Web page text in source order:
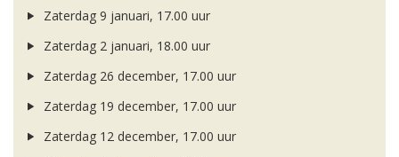
Zaterdag 9 januari, 17.00 uur
Zaterdag 2 januari, 18.00 uur
Zaterdag 26 december, 17.00 uur
Zaterdag 19 december, 17.00 uur
Zaterdag 12 december, 17.00 uur